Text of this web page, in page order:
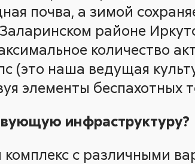
почва, а зимой
районе
количество
(это наша ведущая
элементы беспахотных
инфраструктуру?
с различными